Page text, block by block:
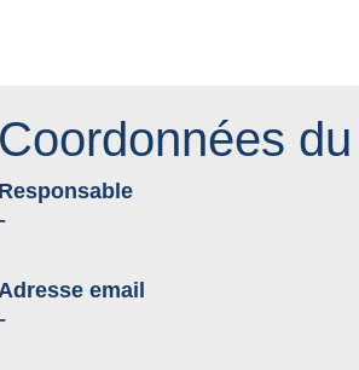
Coordonnées
Responsable
-
Adresse email
-